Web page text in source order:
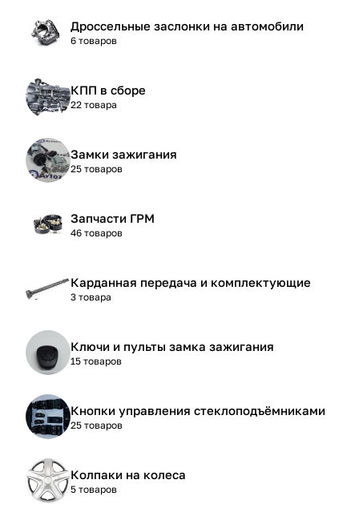
Дроссельные заслонки на автомобили
6 товаров
КПП в сборе
22 товара
Замки зажигания
25 товаров
Запчасти ГРМ
46 товаров
Карданная передача и комплектующие
3 товара
Ключи и пульты замка зажигания
15 товаров
Кнопки управления стеклоподъёмниками
25 товаров
Колпаки на колеса
5 товаров